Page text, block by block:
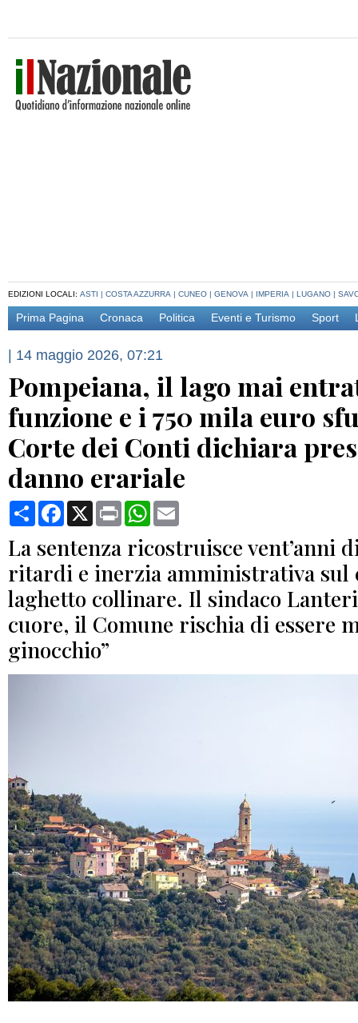
EDIZIONI LOCALI: ASTI | COSTA AZZURRA | CUNEO | GENOVA | IMPERIA | LUGANO |
Prima Pagina Cronaca Politica Eventi e Turismo Sport
| 14 maggio 2026, 07:21
Pompeiana, il lago mai
funzione e i 750 mila euro
Corte dei Conti dichiara
danno erariale
CondividiFacebook
X Print WhatsApp
La sentenza ricostruisce vent’anni
ritardi e inerzia amministrativa sul
laghetto collinare. Il sindaco
cuore, il Comune rischia di essere
ginocchio”